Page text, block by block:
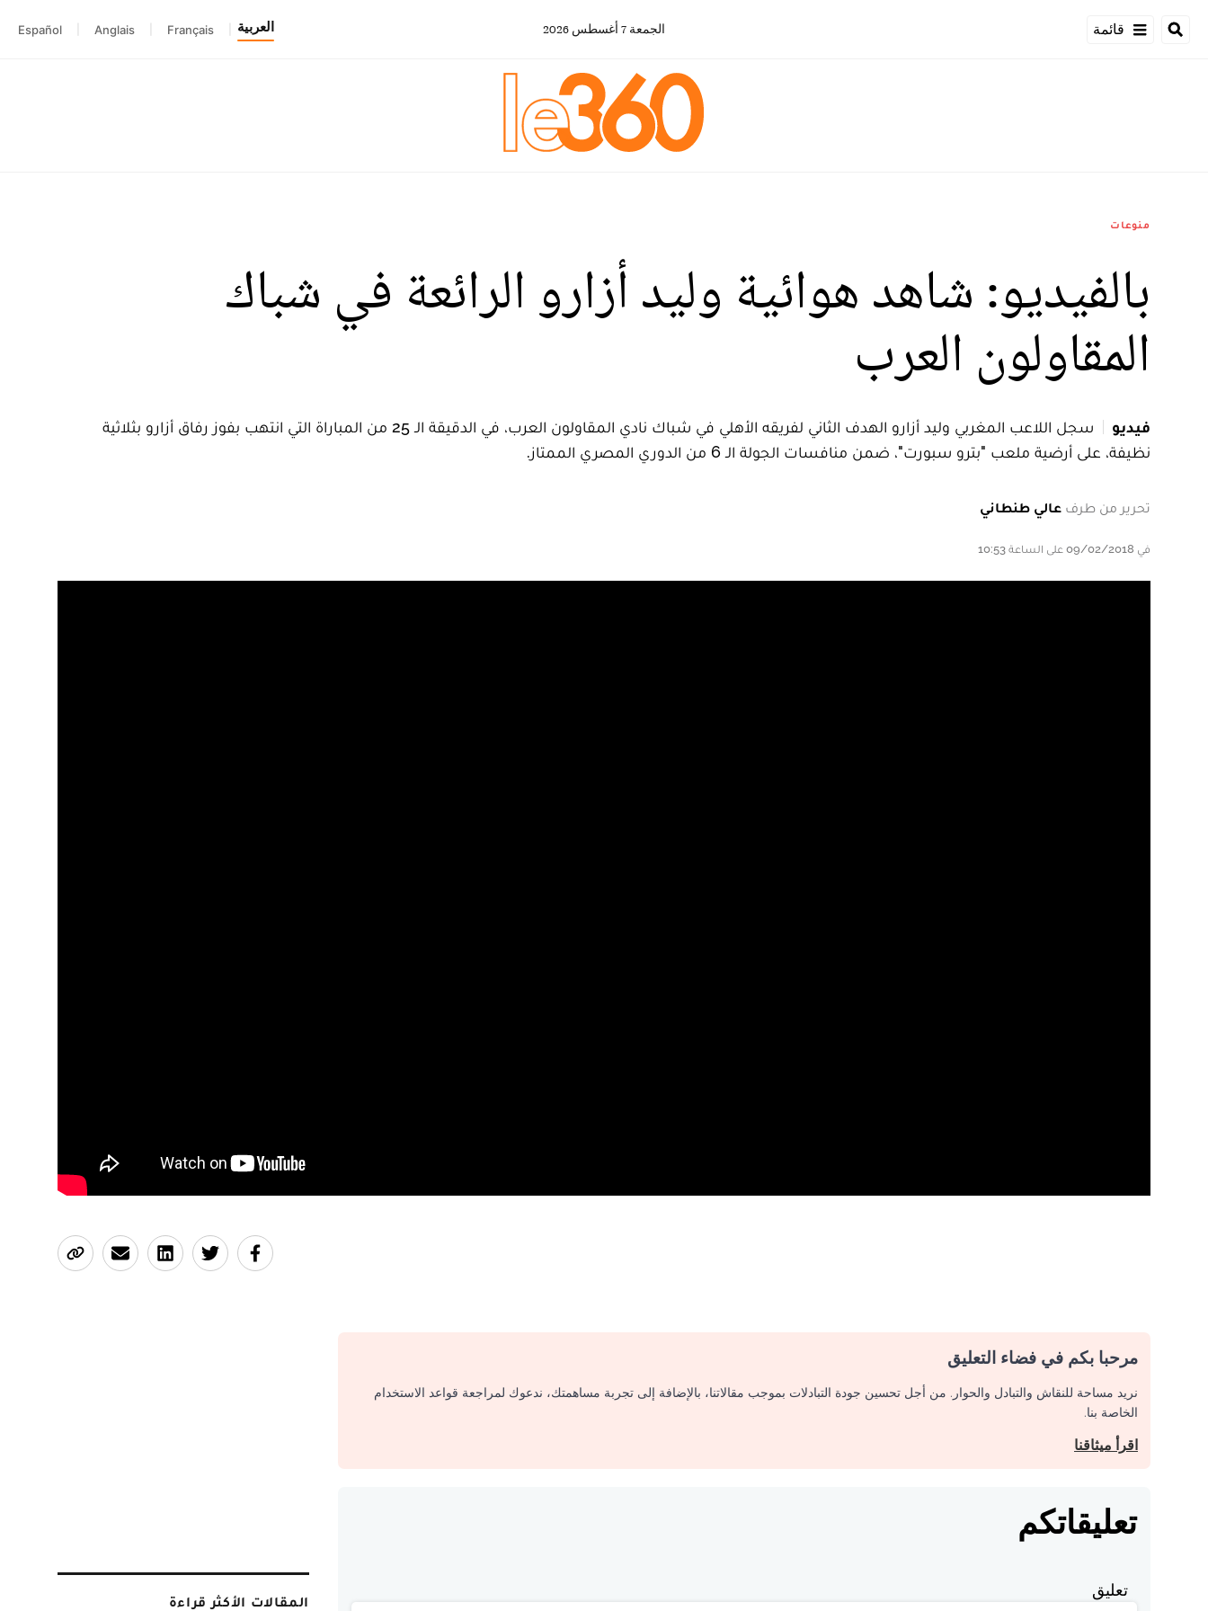
قائمة الجمعة 7 أغسطس 2026 العربية Français
Anglais
Español
منوعات
بالفيديو: شاهد هوائية وليد أزارو الرائعة في شباك
المقاولون العرب
فيديو
سجل اللاعب المغربي وليد أزارو الهدف الثاني لفريقه الأهلي في شباك نادي المقاولون العرب، في الدقيقة الـ 25 من المباراة التي انتهب بفوز رفاق أزارو بثلاثية
نظيفة، على أرضية ملعب "بترو سبورت"، ضمن منافسات الجولة الـ 6 من الدوري المصري الممتاز.
تحرير من طرف عالي طنطاني
في 09/02/2018 على الساعة 10:53
مرحبا بكم في فضاء التعليق
نريد مساحة للنقاش والتبادل والحوار. من أجل تحسين جودة التبادلات بموجب مقالاتنا، بالإضافة إلى تجربة مساهمتك، ندعوك لمراجعة قواعد الاستخدام
الخاصة بنا.
اقرأ ميثاقنا
تعليقاتكم
تعليق
المقالات الأكثر قراءة